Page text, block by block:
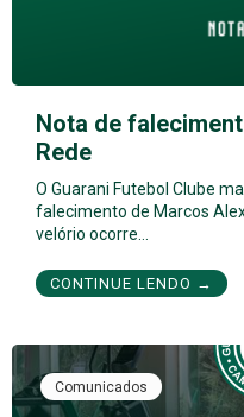
Nota de
Rede
O Guarani Futebol Clube
falecimento de Marcos
velório ocorre…
CONTINUE LENDO →
Comunicados